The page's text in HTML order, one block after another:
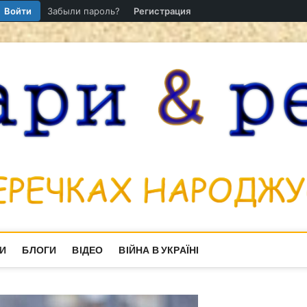
Войти Забыли пароль? Регистрация
БЛОГИ ВІДЕО ВІЙНА В УКРАЇНІ